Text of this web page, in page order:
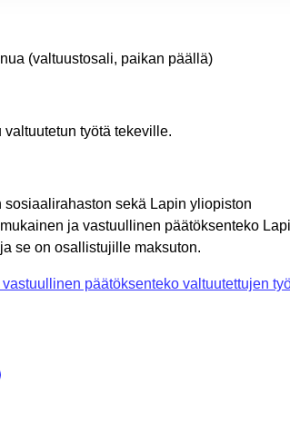
(valtuustosali, paikan päällä)
työtä tekeville.
sosiaalirahaston sekä Lapin yliopiston
ja vastuullinen päätöksenteko
se on osallistujille maksuton.
päätöksenteko valtuutettujen